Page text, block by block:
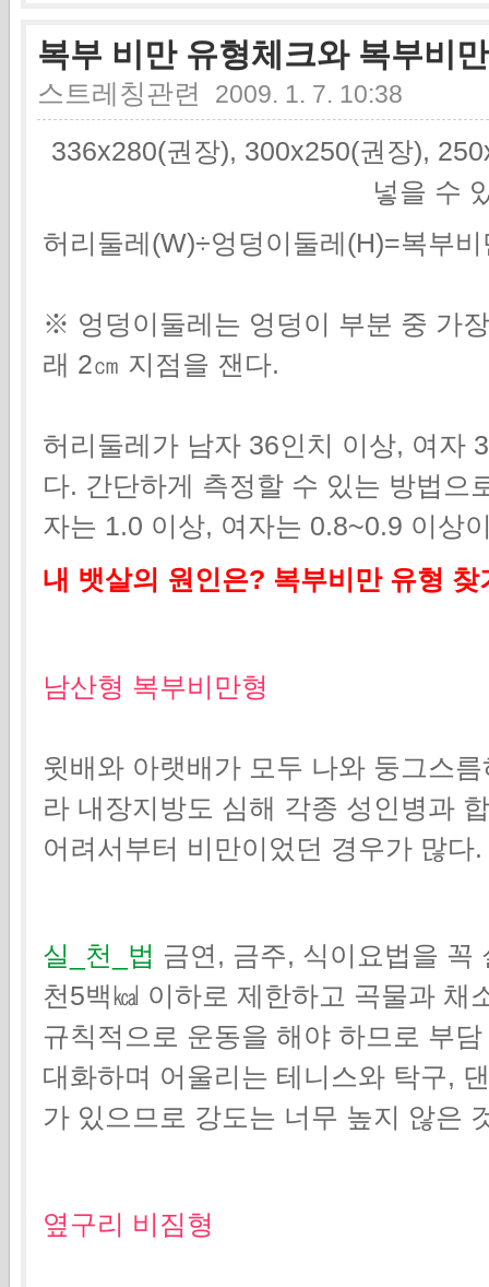
복부 비만 유형체크와 복부비
스트레칭관련 2009. 1. 7. 10:38
336x280(권장), 300x250(권장),
넣을 수
허리둘레(W)÷엉덩이둘레(H)=복부
※ 엉덩이둘레는 엉덩이 부분 중 가
래 2㎝ 지점을 잰다.
허리둘레가 남자 36인치 이상, 여자
다. 간단하게 측정할 수 있는 방법으
자는 1.0 이상, 여자는 0.8~0.9 이상
내 뱃살의 원인은? 복부비만 유형 찾
남산형 복부비만형
윗배와 아랫배가 모두 나와 둥그스
라 내장지방도 심해 각종 성인병과
어려서부터 비만이었던 경우가 많다.
실_천_법 금연, 금주, 식이요법을 꼭
천5백㎉ 이하로 제한하고 곡물과
규칙적으로 운동을 해야 하므로 부
대화하며 어울리는 테니스와 탁구,
가 있으므로 강도는 너무 높지 않은
옆구리 비짐형